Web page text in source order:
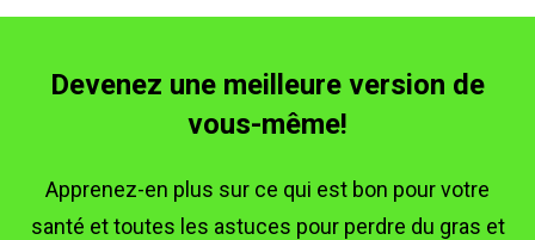
Devenez une meilleure version de
vous-même!
Apprenez-en plus sur ce qui est bon pour votre
santé et toutes les astuces pour perdre du gras et